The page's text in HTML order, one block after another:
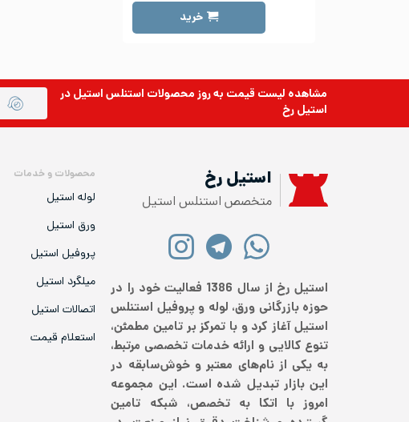
خرید
مشاهده لیست قیمت به روزمحصولات استنلس استیلدر
استیل رخ
استیل رخ
متخصص استنلس استیل
استیل رخ از سال 1386 فعالیت خود را در
حوزه بازرگانی ورق، لوله و پروفیل استنلس
استیل آغاز کرد و با تمرکز بر تامین مطمئن،
تنوع کالایی و ارائه خدمات تخصصی مرتبط،
به یکی از نام‌های معتبر و خوش‌سابقه در
این بازار تبدیل شده است. این مجموعه
امروز با اتکا به تخصص، شبکه تامین
محصولات و خدمات
لوله استیل
ورق استیل
پروفیل استیل
میلگرد استیل
اتصالات استیل
استعلام قیمت